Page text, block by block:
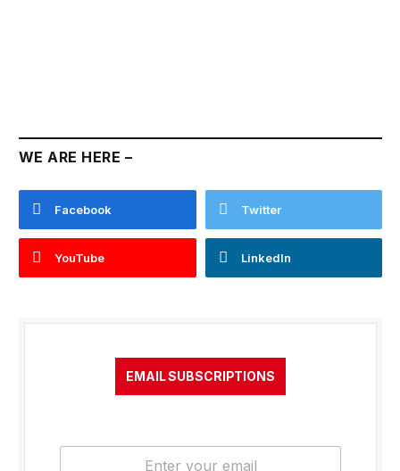
WE ARE HERE –
Facebook Twitter
YouTube LinkedIn
EMAIL SUBSCRIPTIONS
E